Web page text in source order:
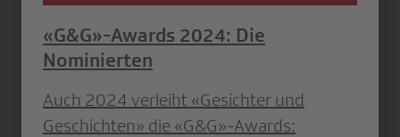
«G&G»-Awards 2024: Die
Nominierten
Auch 2024 verleiht «Gesichter und
Geschichten» die «G&G»-Awards: